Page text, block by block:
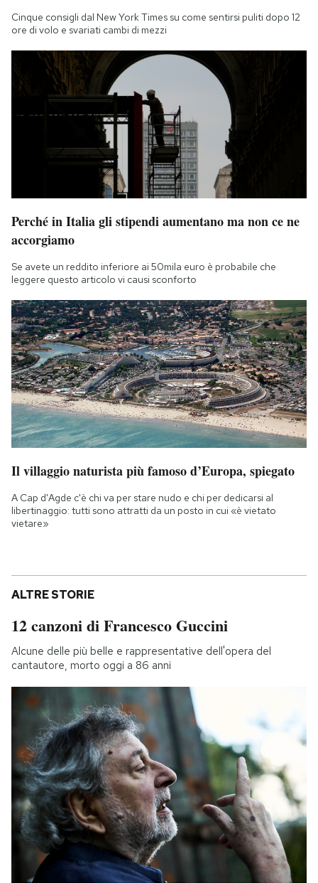
Cinque consigli dal New York Times su come sentirsi puliti dopo 12
ore di volo e svariati cambi di mezzi
Perché in Italia gli stipendi aumentano ma non ce ne
accorgiamo
Se avete un reddito inferiore ai 50mila euro è probabile che
leggere questo articolo vi causi sconforto
Il villaggio naturista più famoso d’Europa, spiegato
A Cap d'Agde c'è chi va per stare nudo e chi per dedicarsi al
libertinaggio: tutti sono attratti da un posto in cui «è vietato
vietare»
ALTRE STORIE
12 canzoni di Francesco Guccini
Alcune delle più belle e rappresentative dell'opera del
cantautore, morto oggi a 86 anni